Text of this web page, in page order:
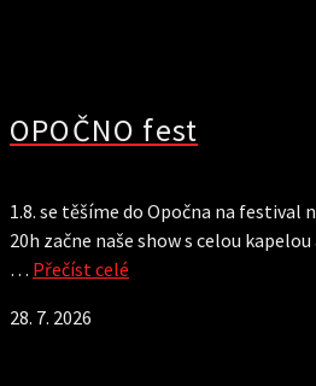
OPOČNO fest
1.8. se těšíme do Opočna na festival
20h začne naše show s celou
… Přečíst celé
28. 7. 2026